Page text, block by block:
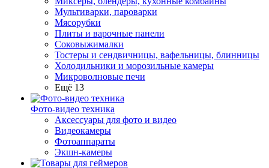
Мультиварки, пароварки
Мясорубки
Плиты и варочные панели
Соковыжималки
Тостеры и сендвичницы, вафельницы, блинницы
Холодильники и морозильные камеры
Микроволновые печи
Ещё 13
Фото-видео техника
Аксессуары для фото и видео
Видеокамеры
Фотоаппараты
Экшн-камеры